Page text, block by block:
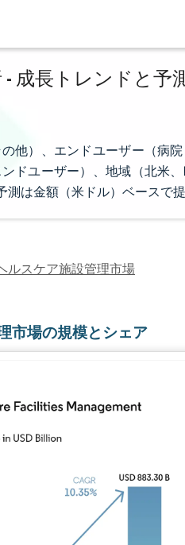
成長トレンドと予
他）、エンドユーザー（病
ドユーザー）、地域（北米
は金額（米ドル）ベースで提
ルスケア施設管理市場
市場の規模とシェア